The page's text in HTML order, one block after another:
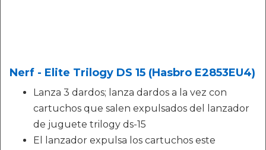
Nerf - Elite Trilogy DS 15 (Hasbro E2853EU4)
Lanza 3 dardos; lanza dardos a la vez con
cartuchos que salen expulsados del lanzador
de juguete trilogy ds-15
El lanzador expulsa los cartuchos este